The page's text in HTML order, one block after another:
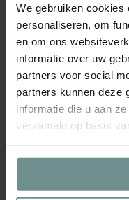
We gebruiken cookies
personaliseren, om
en om ons
informatie over uw
partners voor social
partners kunnen deze
informatie die u aan
verzameld op basis
Das Gartenjahr mit der
Samen im Frühjahr
gut durchlässigem Boden
der Keimung entwickeln
bereit, ihre leuchtenden
Sommer und reicht bis in
mit einer Fülle an Blüten
weitergeben können.
und farbenreichen
wird